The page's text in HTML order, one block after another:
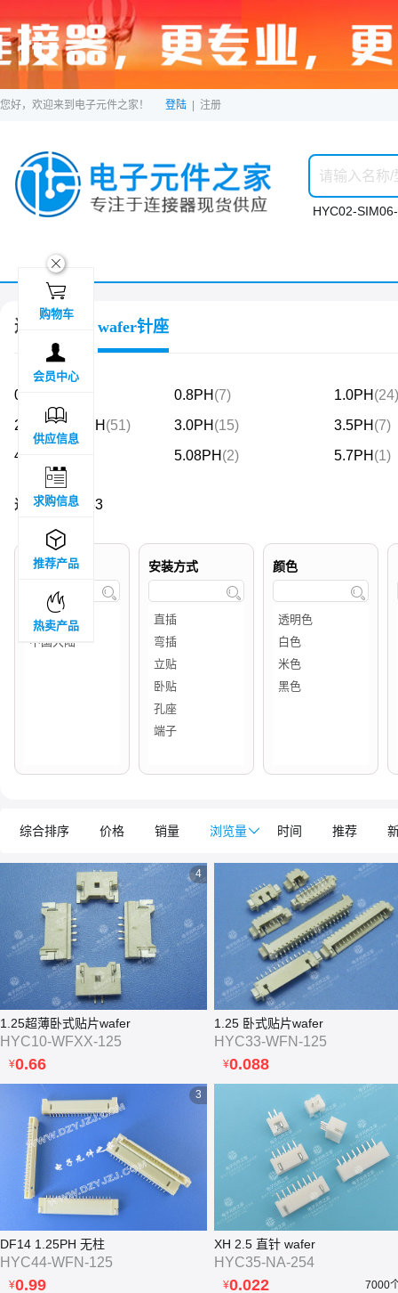
您好，欢迎来到电子元件之家！ 登陆 注册
HYC02-
连接器 wafer针座
0.6PH 0.8PH (7) 1.0PH (24)
2.5PH/2.54PH (51) 3.0PH (15) 3.5PH (7)
4.2PH
5.08PH (2) 5.7PH (1)
过滤结果 : 163
品牌属地

安装方式

颜色

综合排序 价格 销量 浏览量 时间 推荐
4
1.25超薄卧式贴片wafer
HYC10-WFXX-125
¥0.66
1.25 卧式贴片wafer
HYC33-WFN-125
¥0.088
3
DF14 1.25PH 无柱
HYC44-WFN-125
¥0.99
XH 2.5 直针 wafer
HYC35-NA-254
¥0.022 7000
ဆ

购物车

会员中心

供应信息

求购信息

推荐产品

热卖产品